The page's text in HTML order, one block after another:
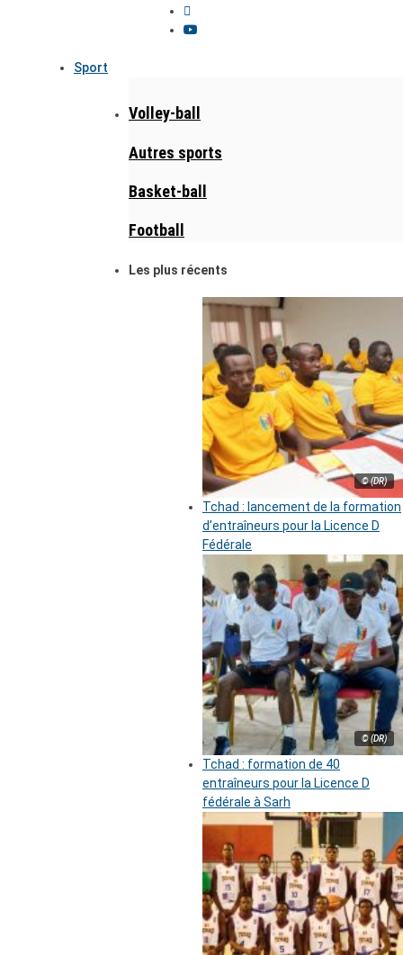
Sport
Volley-ball
Autres sports
Basket-ball
Football
Les plus récents
© (DR)
Tchad : lancement de la formation
d’entraîneurs pour la Licence D
Fédérale
© (DR)
Tchad : formation de 40
entraîneurs pour la Licence D
fédérale à Sarh